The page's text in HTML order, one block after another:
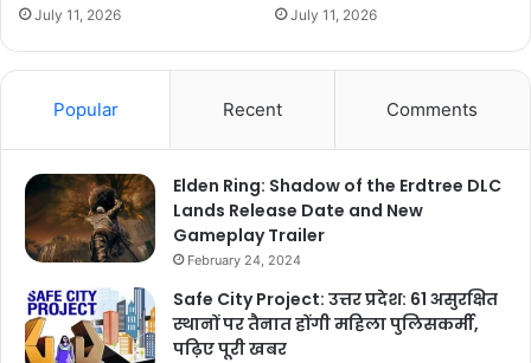
July 11, 2026 July 11, 2026
Popular Recent Comments
Elden Ring: Shadow of the Erdtree DLC
Lands Release Date and New
Gameplay Trailer
February 24, 2024
Safe City Project: उत्तर प्रदेश: 61 असुरक्षित
स्थानों पर तैनात होंगी महिला पुलिसकर्मी,
पढ़िए पूरी खबर